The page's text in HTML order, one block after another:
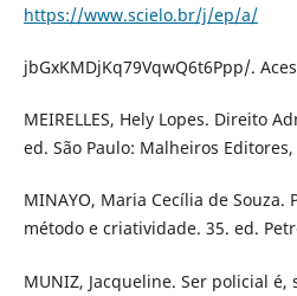
https://www.scielo.br/j/ep/a/
jbGxKMDjKq79VqwQ6t6Ppp/.
MEIRELLES, Hely Lopes. Direito
ed. São Paulo: Malheiros Editores,
MINAYO, Maria Cecília de Souza.
método e criatividade. 35. ed.
MUNIZ, Jacqueline. Ser policial